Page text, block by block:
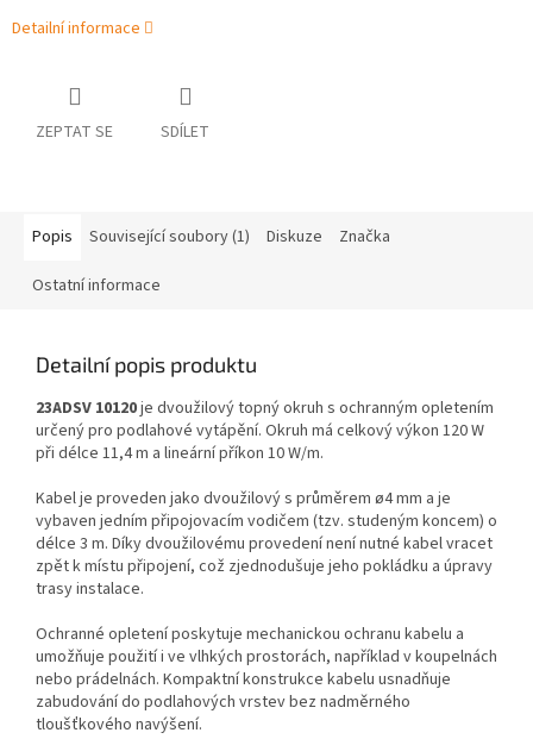
Detailní informace
ZEPTAT SE SDÍLET
Popis Související soubory (1) Diskuze Značka
Ostatní informace
Detailní popis produktu
23ADSV 10120je dvoužilový topný okruh s ochranným opletením
určený pro podlahové vytápění. Okruh má celkový výkon 120 W
při délce 11,4 m a lineární příkon 10 W/m.
Kabel je proveden jako dvoužilový s průměrem ø4 mm a je
vybaven jedním připojovacím vodičem (tzv. studeným koncem) o
délce 3 m. Díky dvoužilovému provedení není nutné kabel vracet
zpět k místu připojení, což zjednodušuje jeho pokládku a úpravy
trasy instalace.
Ochranné opletení poskytuje mechanickou ochranu kabelu a
umožňuje použití i ve vlhkých prostorách, například v koupelnách
nebo prádelnách. Kompaktní konstrukce kabelu usnadňuje
zabudování do podlahových vrstev bez nadměrného
tloušťkového navýšení.